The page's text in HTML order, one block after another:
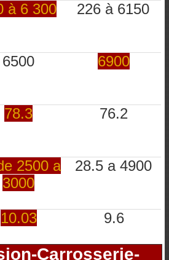
à 6 300 226 à 6150
6500 6900
78.3 76.2
2500 a
3000
28.5 a 4900
10.03 9.6
Carrosserie-